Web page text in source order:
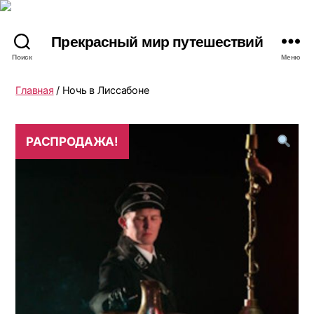
Поиск
Прекрасный мир путешествий
Меню
Главная / Ночь в Лиссабоне
РАСПРОДАЖА!